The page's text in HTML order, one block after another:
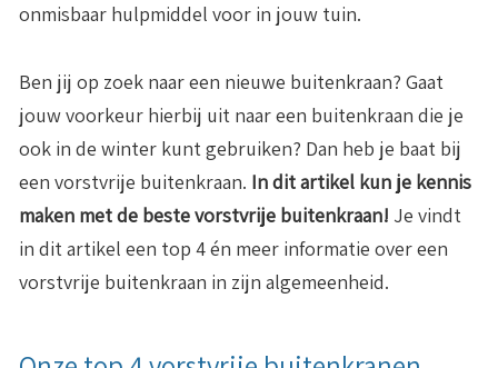
onmisbaar hulpmiddel voor in jouw tuin.
Ben jij op zoek naar een nieuwe buitenkraan? Gaat
jouw voorkeur hierbij uit naar een buitenkraan die je
ook in de winter kunt gebruiken? Dan heb je baat bij
een vorstvrije buitenkraan. In dit artikel kun je kennis
maken met de beste vorstvrije buitenkraan! Je vindt
in dit artikel een top 4 én meer informatie over een
vorstvrije buitenkraan in zijn algemeenheid.